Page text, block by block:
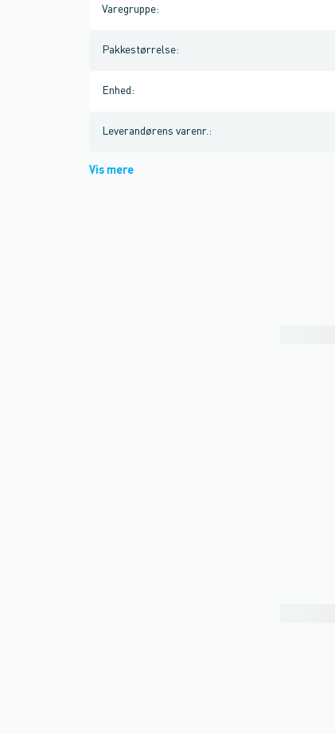
Varegruppe:
Pakkestørrelse:
Enhed :
Leverandørens varenr. :
Vis mere